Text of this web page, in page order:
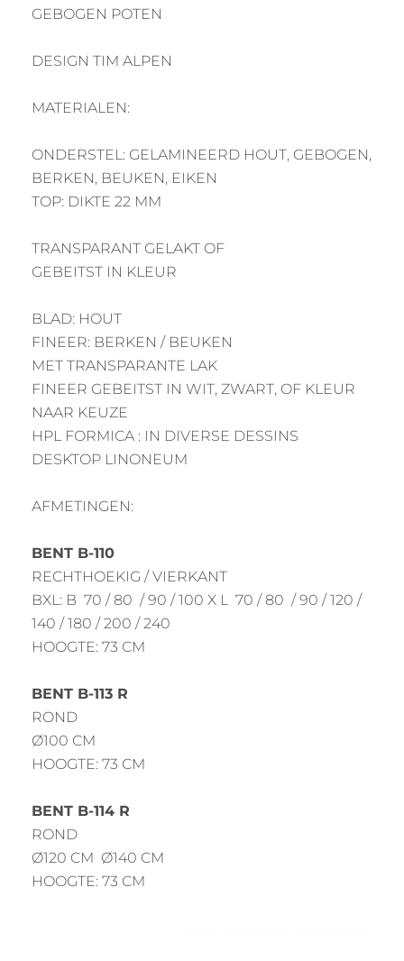
GEBOGEN POTEN
DESIGN TIM ALPEN
MATERIALEN:
ONDERSTEL: GELAMINEERD HOUT, GEBOGEN,
BERKEN, BEUKEN, EIKEN
TOP: DIKTE 22 MM
TRANSPARANT GELAKT OF
GEBEITST IN KLEUR
BLAD: HOUT
FINEER: BERKEN / BEUKEN
MET TRANSPARANTE LAK
FINEER GEBEITST IN WIT, ZWART, OF KLEUR
NAAR KEUZE
HPL FORMICA : IN DIVERSE DESSINS
DESKTOP LINONEUM
AFMETINGEN:
BENT B-110
RECHTHOEKIG / VIERKANT
BXL: B 70 / 80 / 90 / 100 X L 70 / 80 / 90 / 120 /
140 / 180 / 200 / 240
HOOGTE: 73 CM
BENT B-113 R
ROND
Ø100 CM
HOOGTE: 73 CM
BENT B-114 R
ROND
Ø120 CM Ø140 CM
HOOGTE: 73 CM